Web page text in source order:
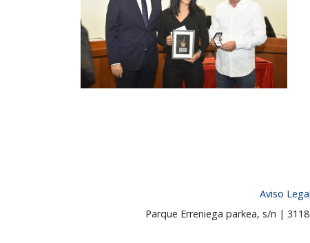
Aviso Legal
Parque Erreniega parkea, s/n |